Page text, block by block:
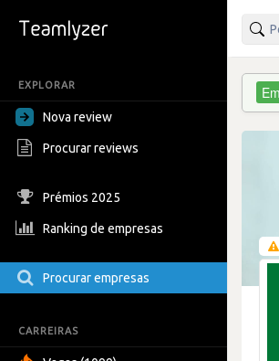
EXPLORAR
Nova review
Procurar reviews
Prémios 2025
Ranking de empresas
Procurar empresas
CARREIRAS